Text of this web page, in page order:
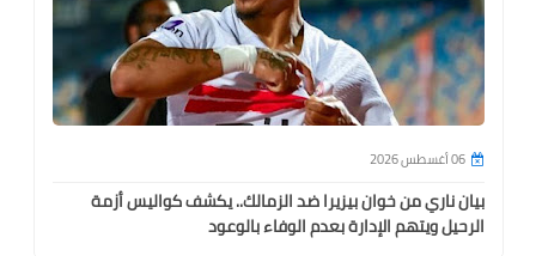
06 أغسطس 2026
بيان ناري من خوان بيزيرا ضد الزمالك.. يكشف كواليس أزمة
الرحيل ويتهم الإدارة بعدم الوفاء بالوعود